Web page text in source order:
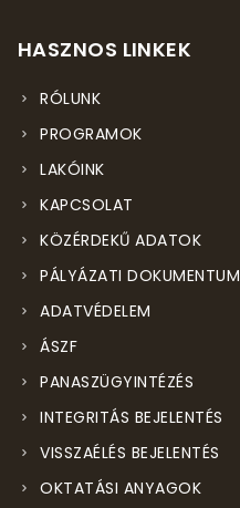
HASZNOS LINKEK
RÓLUNK
PROGRAMOK
LAKÓINK
KAPCSOLAT
KÖZÉRDEKŰ ADATOK
PÁLYÁZATI
ADATVÉDELEM
ÁSZF
PANASZÜGYINTÉZÉS
INTEGRITÁS BEJELENTÉS
VISSZAÉLÉS BEJELENTÉS
OKTATÁSI ANYAGOK